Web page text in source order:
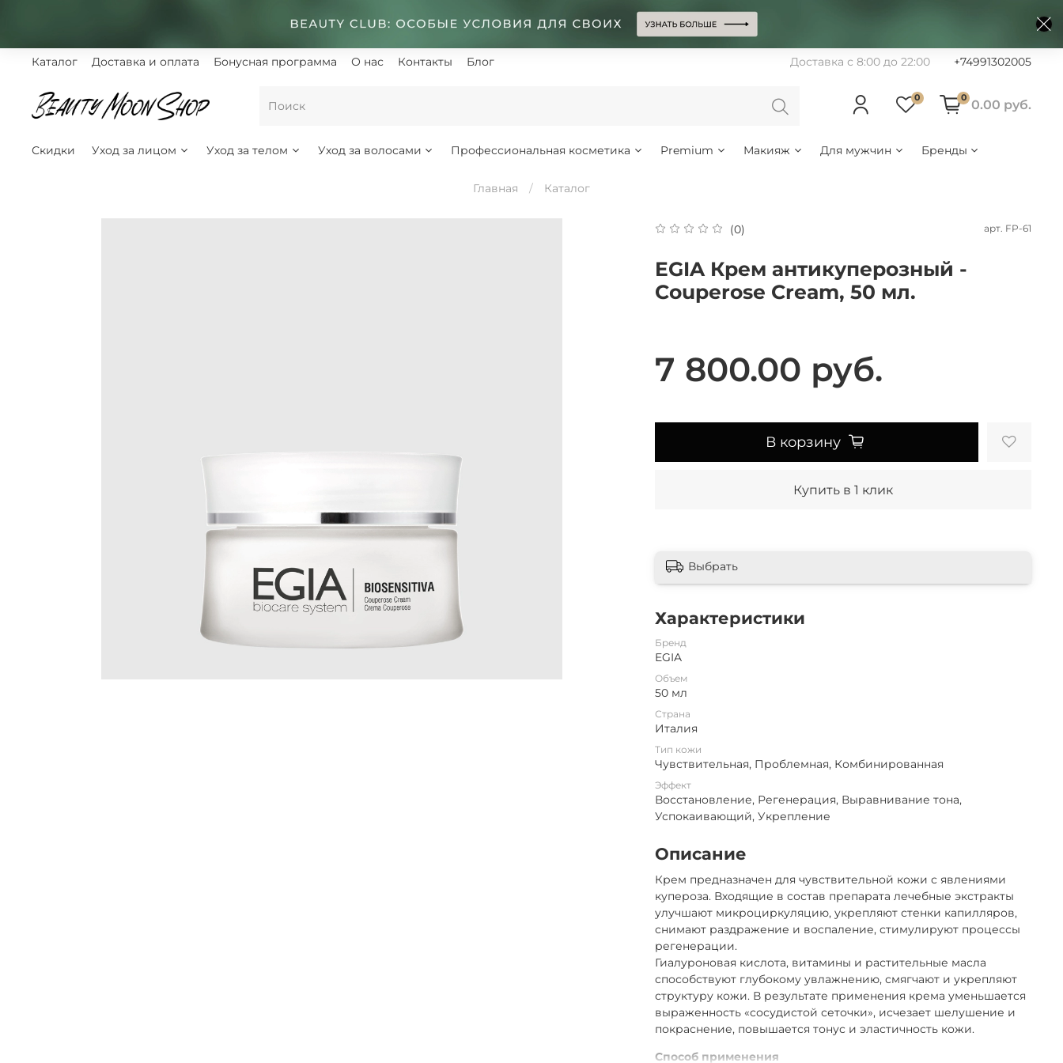
Каталог Доставка и оплата Бонусная программа О нас Контакты Блог Доставка с 8:00 до 22:00 +74991302005
0 0 0.00 руб.
Скидки Уход за лицом Уход за телом Уход за волосами Профессиональная косметика Premium Макияж Для мужчин Бренды
Главная Каталог
(0) арт. FP-61
EGIA Крем антикуперозный -
Couperose Cream, 50 мл.
7 800.00 руб.
В корзину
Купить в 1 клик
Выбрать
Характеристики
Бренд
EGIA
Объем
50 мл
Страна
Италия
Тип кожи
Чувствительная, Проблемная, Комбинированная
Эффект
Восстановление, Регенерация, Выравнивание тона,
Успокаивающий, Укрепление
Описание
Крем предназначен для чувствительной кожи с явлениями
купероза. Входящие в состав препарата лечебные экстракты
улучшают микроциркуляцию, укрепляют стенки капилляров,
снимают раздражение и воспаление, стимулируют процессы
регенерации.
Гиалуроновая кислота, витамины и растительные масла
способствуют глубокому увлажнению, смягчают и укрепляют
структуру кожи. В результате применения крема уменьшается
выраженность «сосудистой сеточки», исчезает шелушение и
покраснение, повышается тонус и эластичность кожи.
Способ применения